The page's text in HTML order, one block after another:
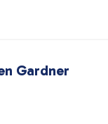
Gardner